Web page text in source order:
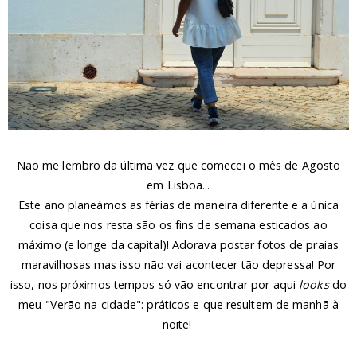
Não me lembro da última vez que comecei o mês de Agosto
em Lisboa...
Este ano planeámos as férias de maneira diferente e a única
coisa que nos resta são os fins de semana esticados ao
máximo (e longe da capital)! Adorava postar fotos de praias
maravilhosas mas isso não vai acontecer tão depressa! Por
isso, nos próximos tempos só vão encontrar por aqui looksdo
meu "Verão na cidade": práticos e que resultem de manhã à
noite!